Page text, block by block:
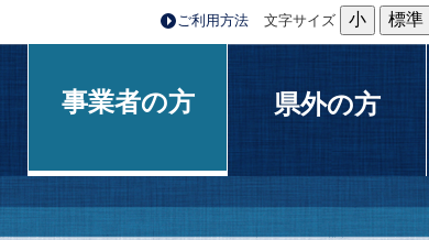
ご利用方法 文字サイズ 小 標準
事業者の方 県外の方